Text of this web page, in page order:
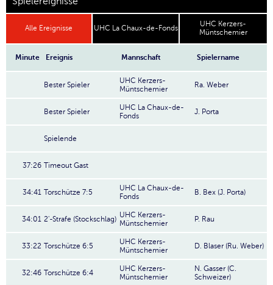
Alle Ereignisse UHC La Chaux-de-Fonds
UHC Kerzers-
Müntschemier
Minute Ereignis Mannschaft Spielername
Bester Spieler
UHC Kerzers-
Müntschemier
Ra. Weber
Bester Spieler
UHC La Chaux-de-
Fonds
J. Porta
Spielende
37:26 Timeout Gast
34:41 Torschütze 7:5
UHC La Chaux-de-
Fonds
B. Bex (J. Porta)
34:01 2'-Strafe (Stockschlag) UHC Kerzers-
Müntschemier
P. Rau
33:22 Torschütze 6:5
UHC Kerzers-
Müntschemier
D. Blaser (Ru. Weber)
32:46 Torschütze 6:4
UHC Kerzers-
Müntschemier
N. Gasser (C.
Schweizer)